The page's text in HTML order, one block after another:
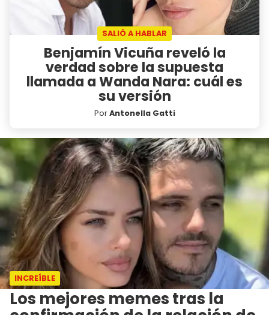
SALIÓ A HABLAR
Benjamín Vicuña reveló la
verdad sobre la supuesta
llamada a Wanda Nara: cuál es
su versión
PorAntonella Gatti
INCREÍBLE
Los mejores memes tras la